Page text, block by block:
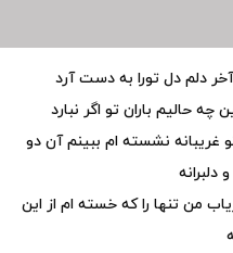
دلم دل تورا به دست آرد
حالیم باران تو اگر نبارد
غریبانه نشسته ام ببینم آن دو
من تنها را که خسته ام از این